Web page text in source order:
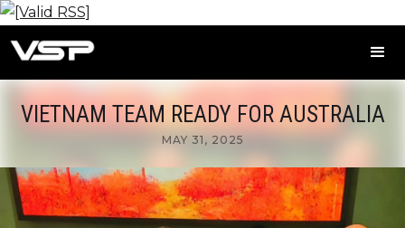
VIETNAM TEAM READY FOR AUSTRALIA
MAY 31, 2025